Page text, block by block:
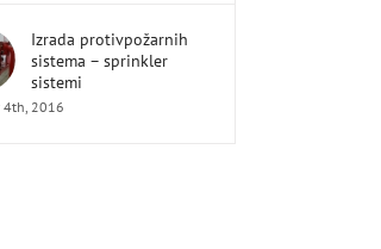
Izrada protivpožarnih
sistema – sprinkler
sistemi
4th, 2016